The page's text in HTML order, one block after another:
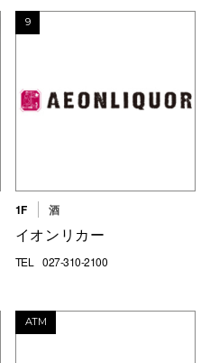
9
1F 酒
イオンリカー
TEL 027-310-2100
ATM